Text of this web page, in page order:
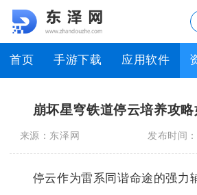
首页 手游下载 应用软件
崩坏星穹铁道停云培养攻
来源： 东泽网 发布时间：
停云作为雷系同谐命途的强力